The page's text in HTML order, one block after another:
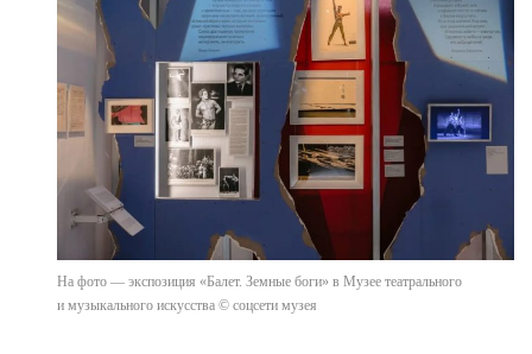
На фото — экспозиция «Балет. Земные боги» в Музее театрального
и музыкального искусства © соцсети музея